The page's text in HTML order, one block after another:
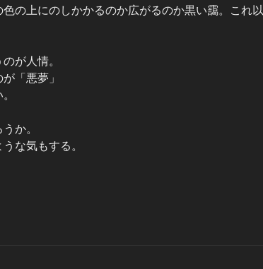
の上にのしかかるのか広がるのか黒い靄。これ以
が人情。
「悪夢」
か。
な気もする。